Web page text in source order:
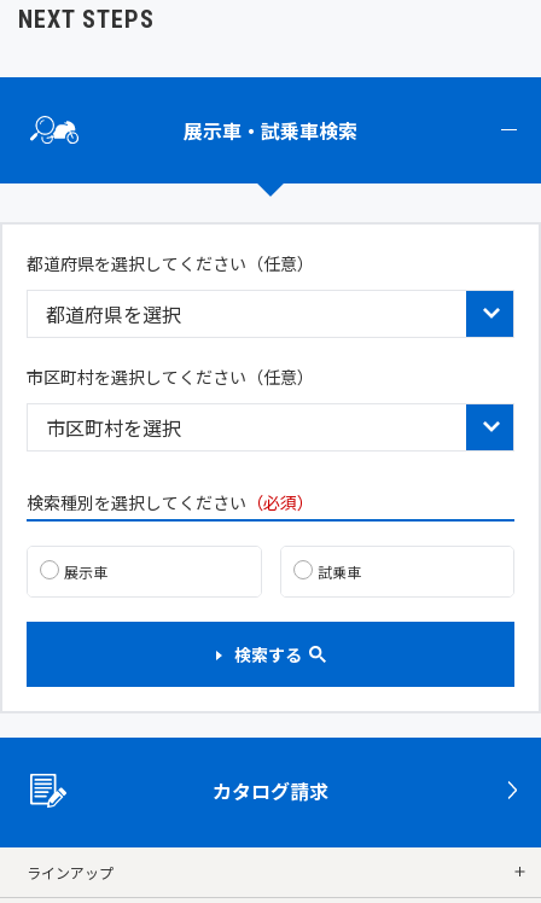
NEXT STEPS
展示車・試乗車検索
都道府県を選択してください （任意）
市区町村を選択してください（任意）
検索種別を選択してください （必須）
展示車 試乗車
検索する
カタログ請求
ラインアップ